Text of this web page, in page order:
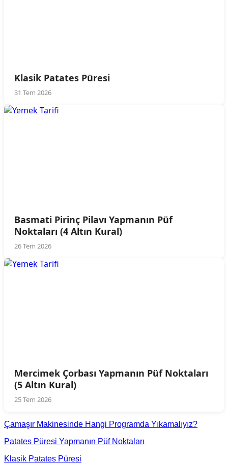
Klasik Patates Püresi
31 Tem 2026
Basmati Pirinç Pilavı Yapmanın Püf
Noktaları (4 Altın Kural)
26 Tem 2026
Mercimek Çorbası Yapmanın Püf Noktaları
(5 Altın Kural)
25 Tem 2026
Çamaşır Makinesinde Hangi Programda Yıkamalıyız?
Patates Püresi Yapmanın Püf Noktaları
Klasik Patates Püresi